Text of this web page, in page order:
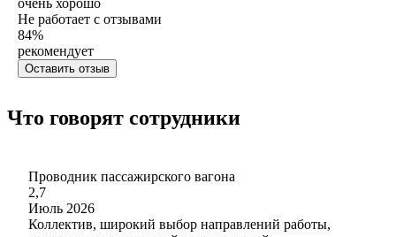
Не работает с отзывами
84%
рекомендует
Оставить отзыв
Что говорят сотрудники
Проводник пассажирского вагона
2,7
Июль 2026
Коллектив, широкий выбор направлений работы,